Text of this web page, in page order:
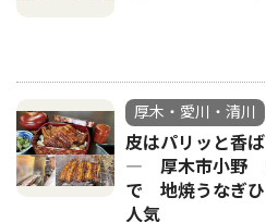
厚木・愛川・清川
皮はパリッと香
― 厚木市小野
で 地焼うなぎ
人気